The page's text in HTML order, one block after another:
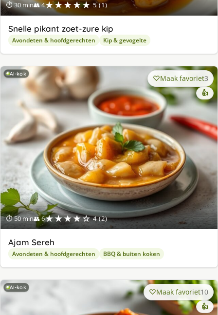
⏱ 30 min👥 4★★★★★ 5 (1)
Snelle pikant zoet-zure kip
Avondeten & hoofdgerechten Kip & gevogelte
AI-kok
⏱ 50 min👥 6★★★★☆ 4 (2)
Maak favoriet3
👍
Ajam Sereh
Avondeten & hoofdgerechten BBQ & buiten koken
AI-kok Maak favoriet10
👍